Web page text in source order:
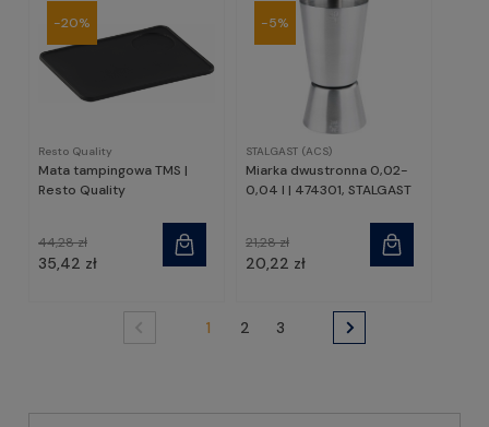
Resto Quality
Mata tampingowa TMS |
Resto Quality
35,42 zł
44,28 zł
-20%
STALGAST (ACS)
Miarka dwustronna 0,02-
0,04 l | 474301, STALGAST
20,22 zł
21,28 zł
-5%
1 2 3